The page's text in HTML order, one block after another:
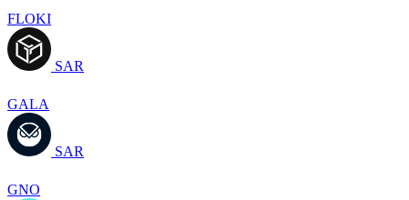
FLOKI
SAR
GALA
SAR
GNO